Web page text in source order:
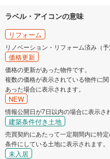
ラベル・アイコンの意味
リフォーム
リノベーション・リフォーム済み（
価格更新
価格の更新があった物件です。
複数の価格が表示されている物件に
あった場合に表示されます。
NEW
情報公開日が7日以内の場合に表示さ
建築条件付き土地
売買契約にあたって一定期間内に特
条件にしている土地に表示されます。
未入居